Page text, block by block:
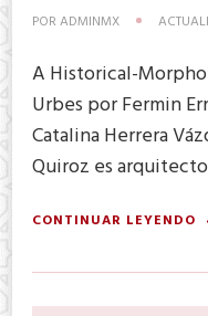
POR ADMINMX
A Historical-
Urbes por Fermin
Catalina Herrera
Quiroz es
CONTINUAR LEYENDO